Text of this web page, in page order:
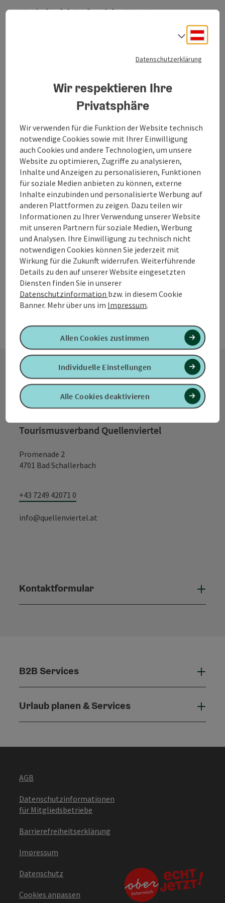
Gebrauchtrad an. Unser Homepage: www.kirchberg-
Reinhold Schmid - Da Krama z
Der Krama ´z Kirchberg ist ein ganz ursprünglicher und
uriger Kult-Krama. Wie früher finden Sie hier alles, was das
Milchprodukte. Hier bekommen Sie eine zünftige Jause,
den besten Kaffee der Region oder auch einfach Waren
des täglichen Bedarfs. Schauen Sie vorbei beim Krama z
Öffnungszeiten
Montag geöffnet
DIDienstag geöffnet
MIMittwoch geöffnet
DODonnerstag geöffnet
FRFreitag geöffnet
SASamstag geöffnet
Seppenbauer Angus Rindfleisch
Bio-Hofladen - Direktvermarkter von Bio Angus
Rindfleisch.
Kirchberg bei Mattighofen
Öffnungszeiten
Kontakt
Tourismusverband Quellenviertel
Promenade 2
4701 Bad Schallerbach
+43 7249 42071 0
info@quellenviertel.at
Kontaktformular
B2B Services
Urlaub planen & Services
AGB
Datenschutzinformationen
für Mitgliedsbetriebe
Barrierefreiheitserklärung
Impressum
Datenschutz
Cookies anpassen
Datenschutzerklärung
Wir respektieren Ihre
Privatsphäre
Wir verwenden für die Funktion der Website technisch
notwendige Cookies sowie mit Ihrer Einwilligung
auch Cookies und andere Technologien, um unsere
Website zu optimieren, Zugriffe zu analysieren,
Inhalte und Anzeigen zu personalisieren, Funktionen
für soziale Medien anbieten zu können, externe
Inhalte einzubinden und personalisierte Werbung auf
anderen Plattformen zu zeigen. Dazu teilen wir
Informationen zu Ihrer Verwendung unserer Website
mit unseren Partnern für soziale Medien, Werbung
und Analysen. Ihre Einwilligung zu technisch nicht
notwendigen Cookies können Sie jederzeit mit
Wirkung für die Zukunft widerrufen. Weiterführende
Details zu den auf unserer Website eingesetzten
Diensten finden Sie in unserer
Datenschutzinformation bzw. in diesem Cookie
Banner. Mehr über uns im Impressum.
Alle Cookies deaktivieren
Individuelle Einstellungen
Allen Cookies zustimmen